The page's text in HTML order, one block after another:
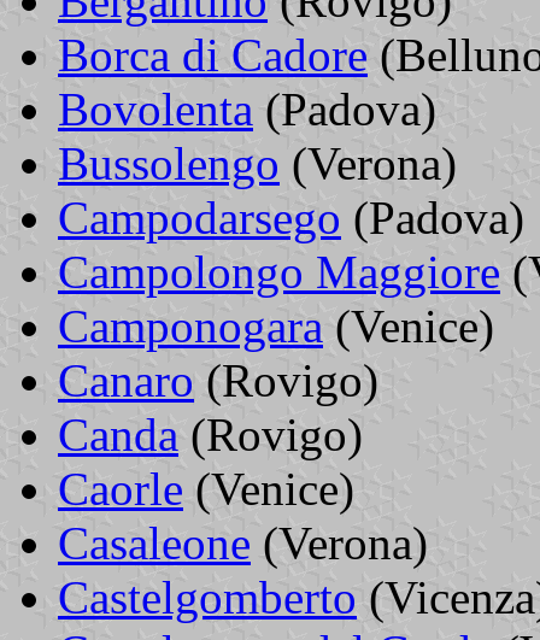
Borca di Cadore
Bovolenta (Padova)
Bussolengo (Verona)
Campodarsego (Padova)
Campolongo Maggiore
Camponogara (Venice)
Canaro (Rovigo)
Canda (Rovigo)
Caorle (Venice)
Casaleone (Verona)
Castelgomberto